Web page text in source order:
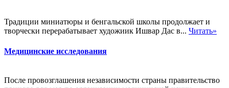
Традиции миниатюры и бенгальской школы продолжает и
творчески перерабатывает художиик Ишвар Дас в... Читать»
Медицинские исследования
После провозглашения независимости страны правительство